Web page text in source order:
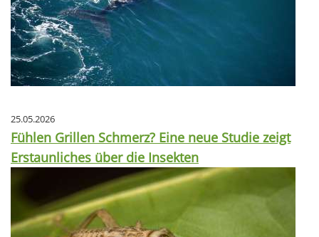
25.05.2026
Fühlen Grillen Schmerz? Eine neue Studie zeigt
Erstaunliches über die Insekten